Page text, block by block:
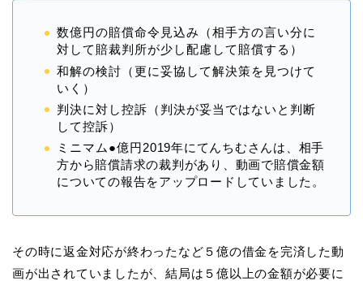
数億円の賠償命令見込み（相手方の言い分に
対して賠裁判所が少し配慮して賠償する）
和解の検討（更に妥協して解決策を見つけて
いく）
判決に対し控訴（判決が妥当ではないと判断
して控訴）
ミニマム●億円2019年にてんちむさんは、相手
方から賠償請求の裁判があり、動画で賠償金額
についての報告をアップロードしていました。
その時に返金対応が終わったなど５億の借金を完済した動
画が出されていましたが、結局は５億以上の金額が必要に